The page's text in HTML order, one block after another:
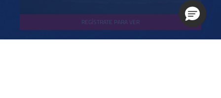
REGÍSTRATE PARA VER